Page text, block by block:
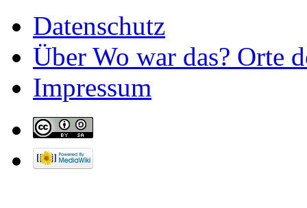
Datenschutz
Über Wo war das? Orte
Impressum